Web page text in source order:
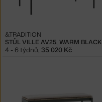
STŮL VILLE AV25, WARM BLACK
&TRADITION
4 - 6 týdnů 35 020 Kč